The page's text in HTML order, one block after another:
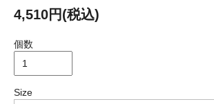
4,510円(税込)
個数
Size